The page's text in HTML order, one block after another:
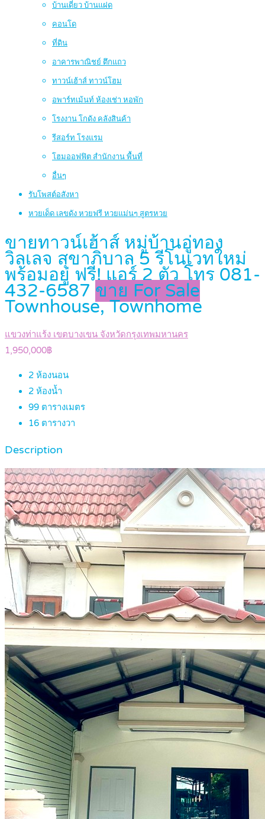
บ้านเดี่ยว บ้านแฝด
คอนโด
ที่ดิน
อาคารพาณิชย์ ตึกแถว
ทาวน์เฮ้าส์ ทาวน์โฮม
อพาร์ทเม้นท์ ห้องเช่า หอพัก
โรงงาน โกดัง คลังสินค้า
รีสอร์ท โรงแรม
โฮมออฟฟิต สำนักงาน พื้นที่
อื่นๆ
รับโพสต์อสังหา
หวยเด็ด เลขดัง หวยฟรี หวยแม่นๆ สูตรหวย
ขายทาวน์เฮ้าส์ หมู่บ้านอู่ทอง
วิลเลจ สุขาภิบาล 5 รีโนเวทใหม่
พร้อมอยู่ ฟรี! แอร์ 2 ตัว โทร 081-
432-6587 ขาย For Sale
Townhouse, Townhome
แขวงท่าแร้ง เขตบางเขน จังหวัดกรุงเทพมหานคร
1,950,000฿
2 ห้องนอน
2 ห้องน้ำ
99 ตารางเมตร
16 ตารางวา
Description